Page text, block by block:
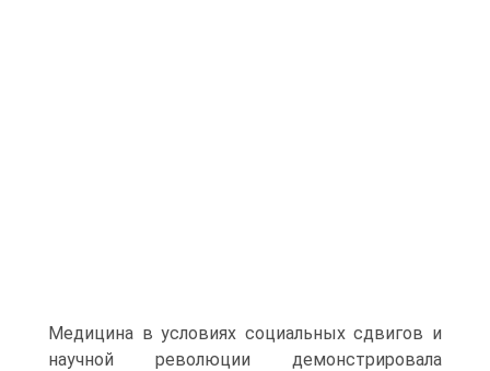
Медицина в условиях социальных сдвигов и
научной революции демонстрировала